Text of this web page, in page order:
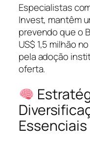
Especialistas
Invest, mantêm
prevendo que o
US$ 1,5 milhão
pela adoção
oferta.
Essenciais